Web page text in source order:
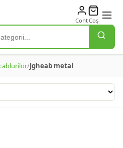
ContCoș
/Jgheab metal